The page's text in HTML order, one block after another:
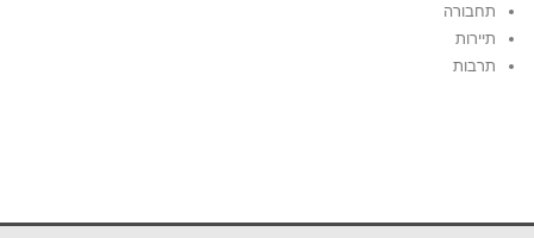
תחבורה
תיירות
תרבות